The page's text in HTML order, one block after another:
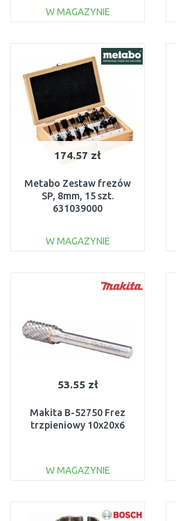
W MAGAZYNIE
Do porównania
174.57 zł
Metabo Zestaw frezów
SP, 8mm, 15 szt.
631039000
W MAGAZYNIE
Do porównania
53.55 zł
Makita B-52750 Frez
trzpieniowy 10x20x6
W MAGAZYNIE
Do porównania